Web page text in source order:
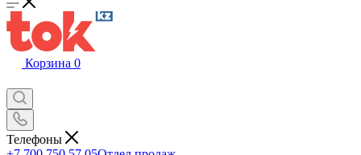
Корзина 0
Телефоны